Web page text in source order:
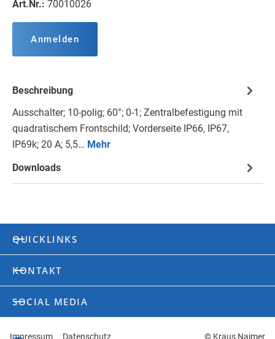
Art.Nr.: 70010026
Anmelden
Beschreibung
Ausschalter; 10-polig; 60°; 0-1; Zentralbefestigung mit
quadratischem Frontschild; Vorderseite IP66, IP67,
IP69k; 20 A; 5,5… Mehr
Downloads
QUICKLINKS
KONTAKT
SOCIAL MEDIA
Impressum Datenschutz © Kraus Naimer